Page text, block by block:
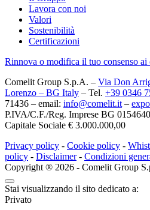
Lavora con noi
Valori
Sostenibilità
Certificazioni
Rinnova o modifica il tuo consenso ai
Comelit Group S.p.A. – Via Don
Lorenzo – BG Italy – Tel. +39 0346
71436 – email: info@comelit.it–
P.IVA/C.F./Reg. Imprese BG
Capitale Sociale € 3.000.000,00
Privacy policy - Cookie policy -
policy - Disclaimer- Condizioni
Copyright ® 2026 - Comelit Group
Stai visualizzando il sito dedicato a:
Privato